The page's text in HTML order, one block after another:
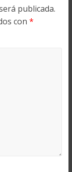
publicada.
con *